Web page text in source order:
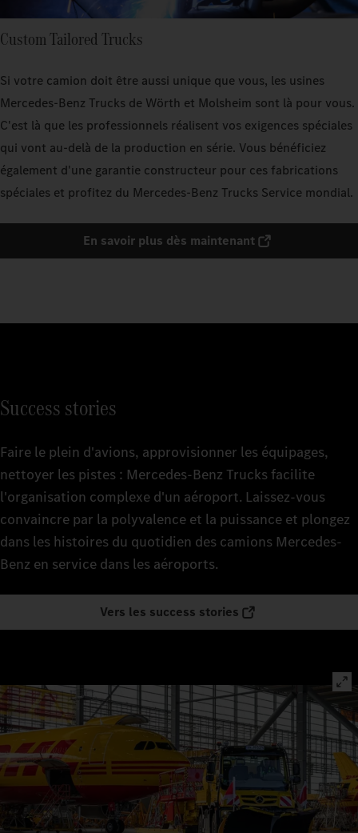
Custom Tailored Trucks
Si votre camion doit être aussi unique que vous, les usines
Mercedes‑Benz Trucks de Wörth et Molsheim sont là pour vous.
C'est là que les professionnels réalisent vos exigences spéciales
qui vont au-delà de la production en série. Vous bénéficiez
également d'une garantie constructeur pour ces fabrications
spéciales et profitez du Mercedes‑Benz Trucks Service mondial.
En savoir plus dès maintenant
Success stories
Faire le plein d'avions, approvisionner les équipages,
nettoyer les pistes : Mercedes‑Benz Trucks facilite
l'organisation complexe d'un aéroport. Laissez-vous
convaincre par la polyvalence et la puissance et plongez
dans les histoires du quotidien des camions Mercedes-
Benz en service dans les aéroports.
Vers les success stories